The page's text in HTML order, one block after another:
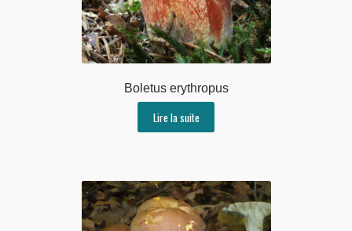
Boletus erythropus
Lire la suite